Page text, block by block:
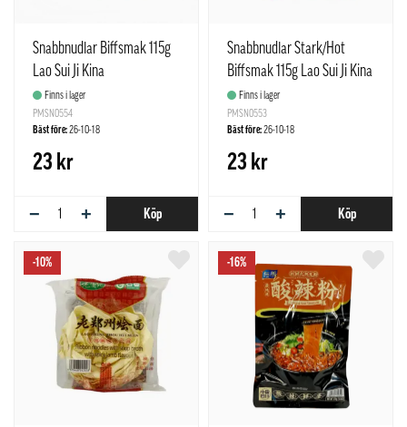
Snabbnudlar Biffsmak 115g
Lao Sui Ji Kina
Finns i lager
PMSN0554
Bäst före:26-10-18
23 kr
− + Köp
Snabbnudlar Stark/Hot
Biffsmak 115g Lao Sui Ji Kina
Finns i lager
PMSN0553
Bäst före:26-10-18
23 kr
− + Köp
-10% -16%